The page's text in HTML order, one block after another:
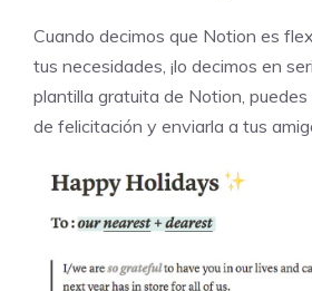
Cuando decimos que Notion es
tus necesidades, ¡lo decimos en
plantilla gratuita de Notion,
de felicitación y enviarla a tus